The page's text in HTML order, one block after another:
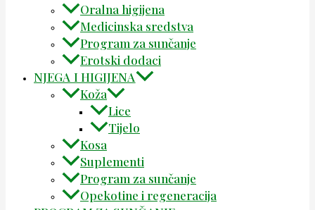
Oralna higijena
Medicinska sredstva
Program za sunčanje
Erotski dodaci
NJEGA I HIGIJENA
Koža
Lice
Tijelo
Kosa
Suplementi
Program za sunčanje
Opekotine i regeneracija